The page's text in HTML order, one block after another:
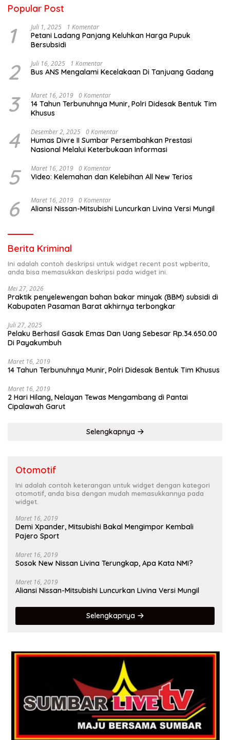
Popular Post
1 Juli 1, 2025 1 Komentar
Petani Ladang Panjang Keluhkan Harga Pupuk
Bersubsidi
2 Juli 16, 2025 1 Komentar
Bus ANS Mengalami Kecelakaan Di Tanjuang Gadang
3 Maret 16, 2019 0 Komentar
14 Tahun Terbunuhnya Munir, Polri Didesak Bentuk Tim
Khusus
4 Desember 2, 2025 0 Komentar
Humas Divre II Sumbar Persembahkan Prestasi
Nasional Melalui Keterbukaan Informasi
5 Maret 16, 2019 0 Komentar
Video: Kelemahan dan Kelebihan All New Terios
6 Maret 16, 2019 0 Komentar
Aliansi Nissan-Mitsubishi Luncurkan Livina Versi Mungil
Berita Kriminal
Ini adalah contoh deskripsi untuk widget recent post wpberita,
anda bisa memasukkan deskripsi pada widget ini.
Mei 27, 2026
Praktik penyelewengan bahan bakar minyak (BBM) subsidi di
Kabupaten Pasaman Barat akhirnya terbongkar
Juli 27, 2025
Pelaku Berhasil Gasak Emas Dan Uang Sebesar Rp.34.650.00
Di Payakumbuh
Maret 16, 2019
14 Tahun Terbunuhnya Munir, Polri Didesak Bentuk Tim Khusus
Maret 16, 2019
2 Hari Hilang, Nelayan Tewas Mengambang di Pantai
Cipalawah Garut
Selengkapnya
Otomotif
Ini adalah contoh keterangan untuk widget dengan kategori
otomotif, anda bisa dengan mudah memasukkannya pada
widget.
Maret 16, 2019
Demi Xpander, Mitsubishi Bakal Mengimpor Kembali
Pajero Sport
Maret 16, 2019
Sosok New Nissan Livina Terungkap, Apa Kata NMI?
Maret 16, 2019
Aliansi Nissan-Mitsubishi Luncurkan Livina Versi Mungil
Selengkapnya